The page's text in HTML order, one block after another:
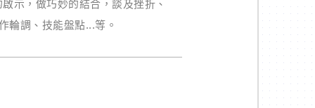
示，做巧妙的結合，談及挫折、
輪調、技能盤點...等。